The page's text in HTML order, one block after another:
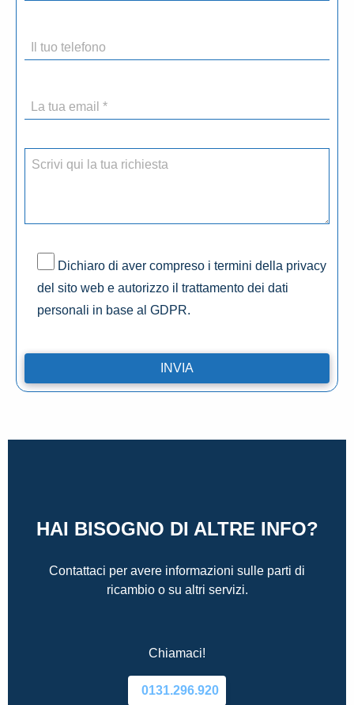
Dichiaro di aver compreso i termini della privacy
del sito web e autorizzo il trattamento dei dati
personali in base al GDPR.
HAI BISOGNO DI ALTRE INFO?
Contattaci per avere informazioni sulle parti di
ricambio o su altri servizi.
Chiamaci!
0131.296.920